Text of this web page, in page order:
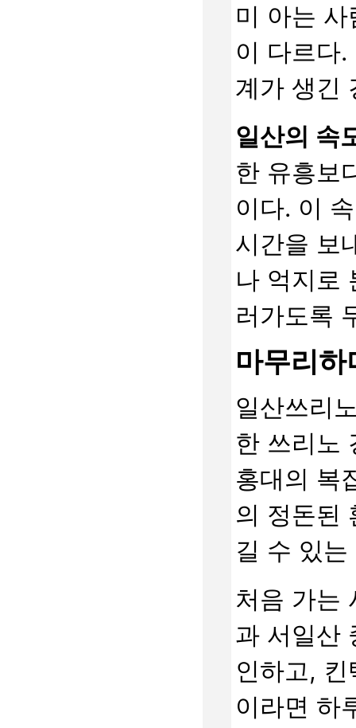
미 아는
이 다르다
계가 생긴
일산의 속
한 유흥보
이다. 이
시간을 보
나 억지로
러가도록
마무리하
일산쓰리
한 쓰리노
홍대의 복
의 정돈된
길 수 있
처음 가는
과 서일산
인하고,
이라면 하